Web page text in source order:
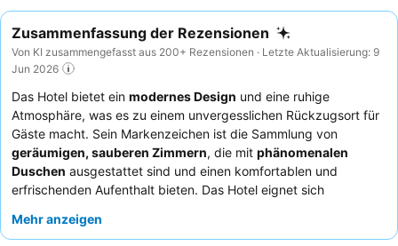
Zusammenfassung der Rezensionen
Von KI zusammengefasst aus 200+ Rezensionen · Letzte Aktualisierung: 9
Jun 2026
Das Hotel bietet ein modernes Design und eine ruhige
Atmosphäre, was es zu einem unvergesslichen Rückzugsort für
Gäste macht. Sein Markenzeichen ist die Sammlung von
geräumigen, sauberen Zimmern, die mit phänomenalen
Duschen ausgestattet sind und einen komfortablen und
erfrischenden Aufenthalt bieten. Das Hotel eignet sich
und entspannten Urlaub suchen, da es im Allgemeinen keine
Mehr anzeigen